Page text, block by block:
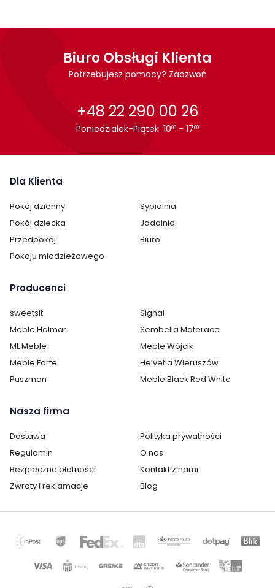
Biuro Obsługi Klienta
Potrzebujesz pomocy? Zadzwoń
+48 22 290 00 26
Poniedziałek-Piątek: 1000 - 1700
Dla Klienta
Pokój dzienny
Sypialnia
Pokój dziecka
Jadalnia
Przedpokój
Biuro
Pokoju młodzieżowego
Producenci
sweetsit
Signal
Meble Halmar
Sembella Materace
ML Meble
Meble Wójcik
Meble Forte
Helvetia Wieruszów
Puszman
Meble Black Red White
Nasza firma
Dostawa
Polityka prywatności
Regulamin
O nas
Bezpieczne płatności
Kontakt z nami
Zwroty i reklamacje
Blog